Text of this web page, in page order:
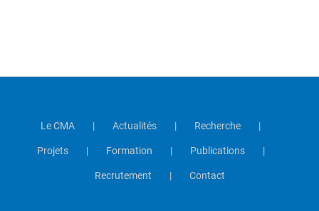
Le CMA Actualités Recherche
Projets Formation Publications
Recrutement Contact